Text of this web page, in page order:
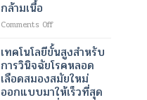
การ
ปริมาตร
ปัสสาวะ
เข้ม
สูง
เทคโนโลยี
ความ
งาม
สมัย
กล้ามเนื้อ
Comments Offon
การก
ระ
ตุ้
นก
ล้า
เทคโนโลยีขั้นสูงสำหรับ
การวินิจฉัยโรคหลอด
เลือดสมองสมัยใหม่
ออกแบบมาให้เร็วที่สุด